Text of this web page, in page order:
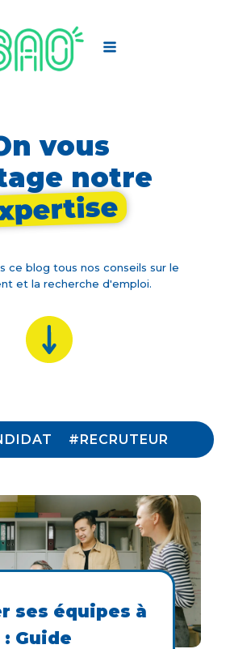
vous
notre
ce blog tous nos conseils sur le
et la recherche d'emploi.
#RECRUTEUR
ses équipes à
: Guide